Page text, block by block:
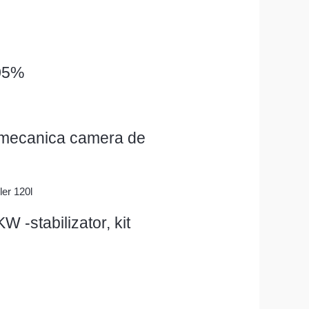
camera de
-stabilizator, kit